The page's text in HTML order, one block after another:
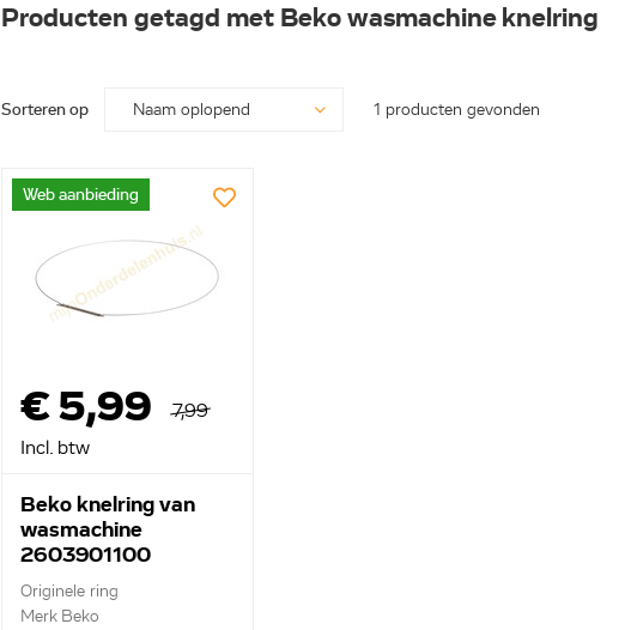
Producten getagd met Beko wasmachine knelring
Sorteren op 1 producten gevonden
Web aanbieding
€ 5,99
7,99
Incl. btw
Beko knelring van
wasmachine
2603901100
Originele ring
Merk Beko